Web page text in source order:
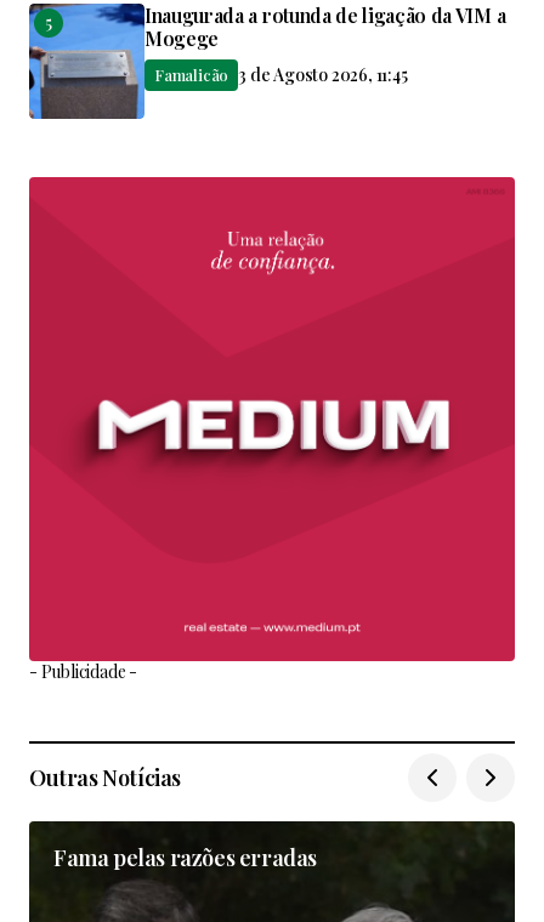
Inaugurada a rotunda de ligação da VIM a
Mogege
Famalicão 3 de Agosto 2026, 11:45
- Publicidade -
Outras Notícias
Fama pelas razões erradas